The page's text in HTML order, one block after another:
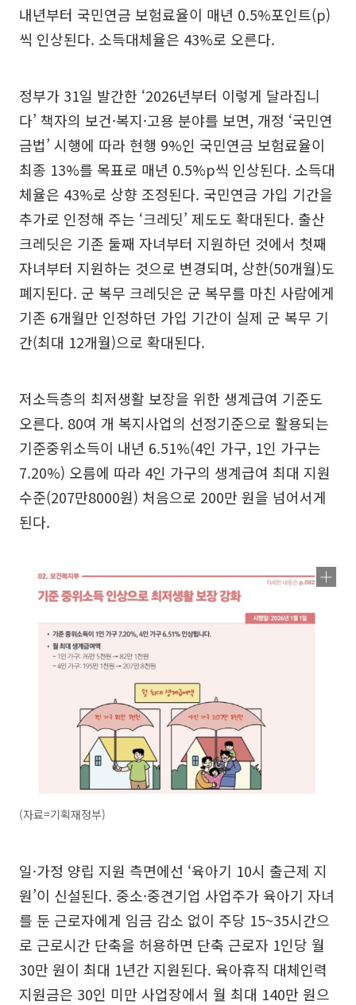
내년부터 국민연금 보험료율이 매년 0.5%포인트(p)
씩 인상된다. 소득대체율은 43%로 오른다.
정부가 31일 발간한 ‘2026년부터 이렇게 달라집니
다’ 책자의 보건·복지·고용 분야를 보면, 개정 ‘국민연
금법’ 시행에 따라 현행 9%인 국민연금 보험료율이
최종 13%를 목표로 매년 0.5%p씩 인상된다. 소득대
체율은 43%로 상향 조정된다. 국민연금 가입 기간을
추가로 인정해 주는 ‘크레딧’ 제도도 확대된다. 출산
크레딧은 기존 둘째 자녀부터 지원하던 것에서 첫째
자녀부터 지원하는 것으로 변경되며, 상한(50개월)도
폐지된다. 군 복무 크레딧은 군 복무를 마친 사람에게
기존 6개월만 인정하던 가입 기간이 실제 군 복무 기
간(최대 12개월)으로 확대된다.
저소득층의 최저생활 보장을 위한 생계급여 기준도
오른다. 80여 개 복지사업의 선정기준으로 활용되는
기준중위소득이 내년 6.51%(4인 가구, 1인 가구는
7.20%) 오름에 따라 4인 가구의 생계급여 최대 지원
수준(207만8000원) 처음으로 200만 원을 넘어서게
된다.
(자료=기획재정부)
일·가정 양립 지원 측면에선 ‘육아기 10시 출근제 지
원’이 신설된다. 중소·중견기업 사업주가 육아기 자녀
를 둔 근로자에게 임금 감소 없이 주당 15~35시간으
로 근로시간 단축을 허용하면 단축 근로자 1인당 월
30만 원이 최대 1년간 지원된다. 육아휴직 대체인력
지원금은 30인 미만 사업장에서 월 최대 140만 원으